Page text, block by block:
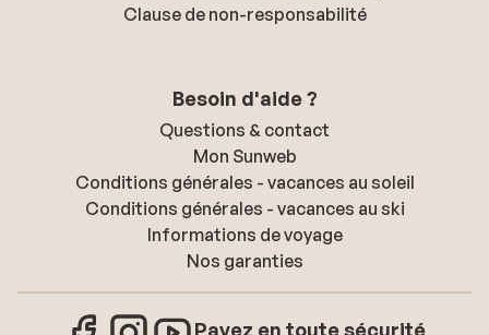
Clause de non-responsabilité
Besoin d'aide ?
Questions & contact
Mon Sunweb
Conditions générales - vacances au soleil
Conditions générales - vacances au ski
Informations de voyage
Nos garanties
Payez en toute sécurité